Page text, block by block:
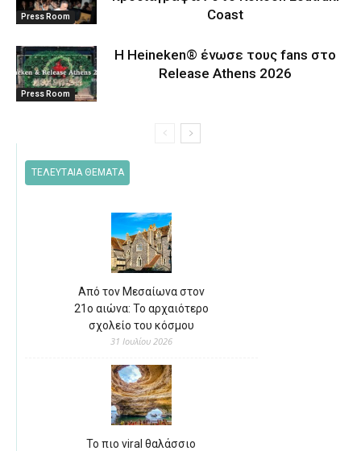
Press Room
Coast
Press Room
Η Heineken® ένωσε τους fans στο
Release Athens 2026
ΤΕΛΕΥΤΑΙΑ ΘΕΜΑΤΑ
Από τον Μεσαίωνα στον
21ο αιώνα: Το αρχαιότερο
σχολείο του κόσμου
31 Ιουλίου 2026
Το πιο viral θαλάσσιο